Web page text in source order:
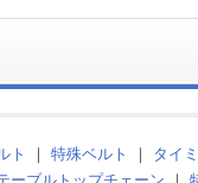
ト ｜ 特殊ベルト ｜ タイ